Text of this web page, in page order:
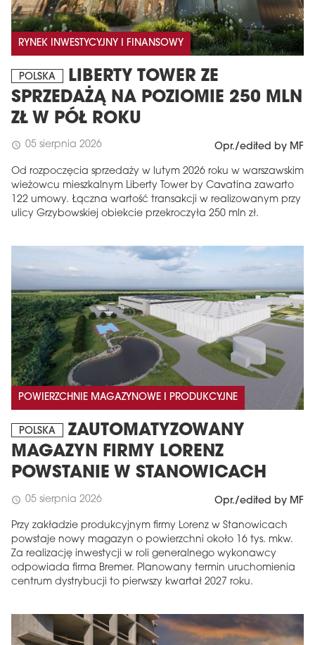
RYNEK INWESTYCYJNY I FINANSOWY
POLSKA
LIBERTY TOWER ZE
SPRZEDAŻĄ NA POZIOMIE 250 MLN
ZŁ W PÓŁ ROKU
schedule 05 sierpnia 2026 Opr./edited by MF
Od rozpoczęcia sprzedaży w lutym 2026 roku w warszawskim
wieżowcu mieszkalnym Liberty Tower by Cavatina zawarto
122 umowy. Łączna wartość transakcji w realizowanym przy
ulicy Grzybowskiej obiekcie przekroczyła 250 mln zł.
POWIERZCHNIE MAGAZYNOWE I PRODUKCYJNE
POLSKA
ZAUTOMATYZOWANY
MAGAZYN FIRMY LORENZ
POWSTANIE W STANOWICACH
schedule 05 sierpnia 2026 Opr./edited by MF
Przy zakładzie produkcyjnym firmy Lorenz w Stanowicach
powstaje nowy magazyn o powierzchni około 16 tys. mkw.
Za realizację inwestycji w roli generalnego wykonawcy
odpowiada firma Bremer. Planowany termin uruchomienia
centrum dystrybucji to pierwszy kwartał 2027 roku.